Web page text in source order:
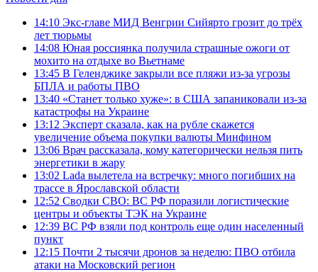
14:10 Экс-главе МИД Венгрии Сийярто грозит до трёх
лет тюрьмы
14:08 Юная россиянка получила страшные ожоги от
мохито на отдыхе во Вьетнаме
13:45 В Геленджике закрыли все пляжи из-за угрозы
БПЛА и работы ПВО
13:40 «Станет только хуже»: в США запаниковали из-за
катастрофы на Украине
13:12 Эксперт сказала, как на рубле скажется
увеличение объема покупки валюты Минфином
13:06 Врач рассказала, кому категорически нельзя пить
энергетики в жару
13:02 Lada вылетела на встречку: много погибших на
трассе в Ярославской области
12:52 Сводки СВО: ВС РФ поразили логистические
центры и объекты ТЭК на Украине
12:39 ВС РФ взяли под контроль еще один населенный
пункт
12:15 Почти 2 тысячи дронов за неделю: ПВО отбила
атаки на Московский регион